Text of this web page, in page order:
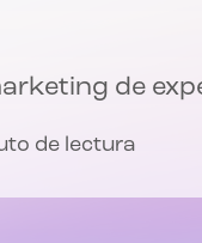
de
de lectura